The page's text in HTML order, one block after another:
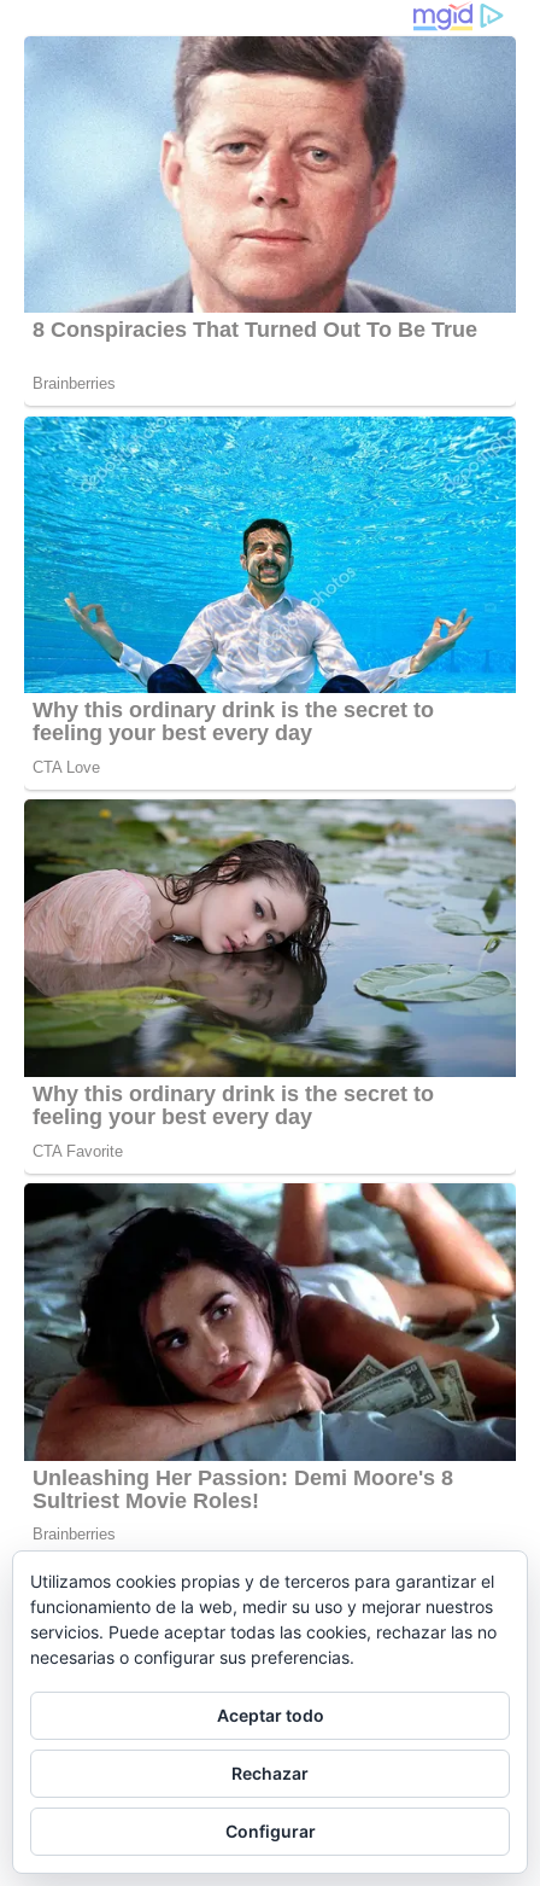
ARTÍCULOS
Brian May destaca la pureza del rock
en AC/DC
08/08/2026
El Judas de Queen que traicionó a
Freddie Mercury
06/08/2026
Utilizamos cookies propias y de terceros para garantizar el
funcionamiento de la web, medir su uso y mejorar nuestros
servicios. Puede aceptar todas las cookies, rechazar las no
necesarias o configurar sus preferencias.
Aceptar todo
Rechazar
Configurar